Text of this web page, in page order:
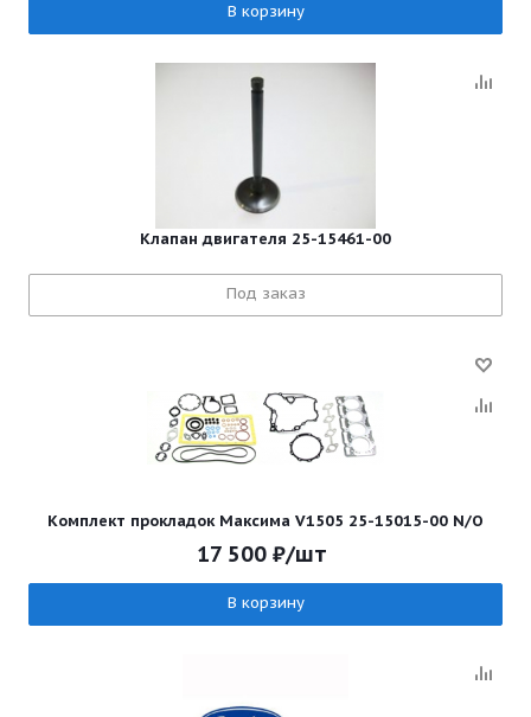
В корзину
Клапан двигателя 25-15461-00
Под заказ
Комплект прокладок Максима V1505 25-15015-00 N/O
17 500₽/шт
В корзину